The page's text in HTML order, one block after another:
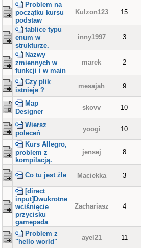
Problem na
początku kursu
podstaw
Kulzon123 15
tablice typu
enum w
strukturze.
inny1997 3
Nazwy
zmiennych w
funkcji i w main
marek 2
Czy plik
istnieje ?
mesajah 9
Map
Designer
skovv 10
Wiersz
poleceń
yoogi 10
Kurs Allegro,
problem z
kompilacją.
jensej 8
Co tu jest źle Maciekka 3
[direct
input]Dwukrotne
wciśnięcie
przycisku
gamepada
Zachariasz 4
Problem z
"hello world"
ayel21 11